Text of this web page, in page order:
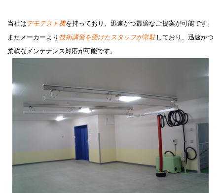
当社は デモテスト機を持っており、迅速かつ最適なご提案が可能です。
またメーカーより 技術講習を受けたスタッフが常駐しており、迅速かつ
柔軟なメンテナンス対応が可能です。